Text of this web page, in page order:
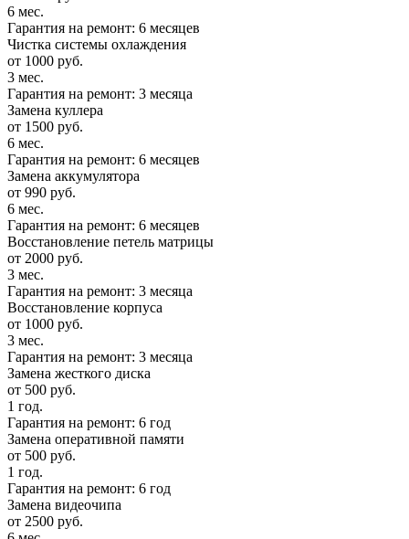
6 мес.
Гарантия на ремонт: 6 месяцев
Чистка системы охлаждения
от 1000 руб.
3 мес.
Гарантия на ремонт: 3 месяца
Замена куллера
от 1500 руб.
6 мес.
Гарантия на ремонт: 6 месяцев
Замена аккумулятора
от 990 руб.
6 мес.
Гарантия на ремонт: 6 месяцев
Восстановление петель матрицы
от 2000 руб.
3 мес.
Гарантия на ремонт: 3 месяца
Восстановление корпуса
от 1000 руб.
3 мес.
Гарантия на ремонт: 3 месяца
Замена жесткого диска
от 500 руб.
1 год.
Гарантия на ремонт: 6 год
Замена оперативной памяти
от 500 руб.
1 год.
Гарантия на ремонт: 6 год
Замена видеочипа
от 2500 руб.